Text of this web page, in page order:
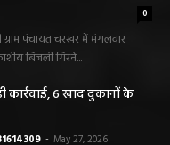
0
पंचायत चरखर में मंगलवार
बिजली गिरने...
कार्रवाई, 6 खाद दुकानों के
May 27, 2026